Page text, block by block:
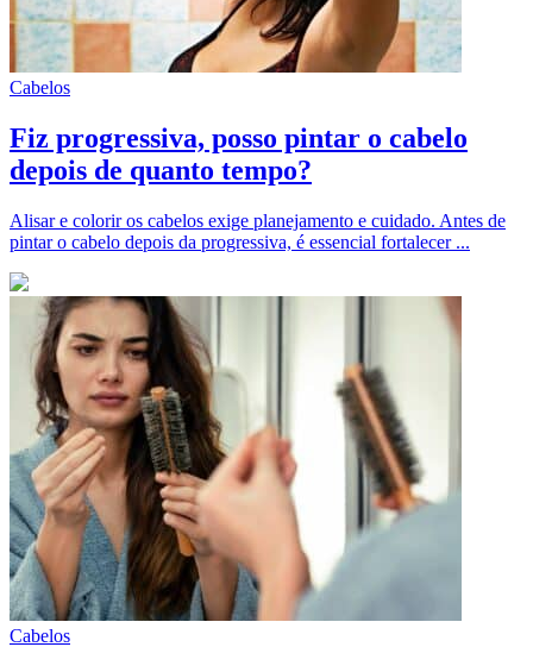
Cabelos
Fiz progressiva, posso pintar o cabelo
depois de quanto tempo?
Alisar e colorir os cabelos exige planejamento e cuidado. Antes de
pintar o cabelo depois da progressiva, é essencial fortalecer ...
Cabelos